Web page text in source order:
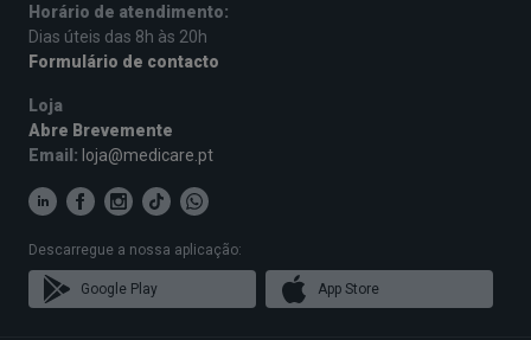
Horário de atendimento:
Dias úteis das 8h às 20h
Formulário de contacto
Loja
Abre Brevemente
Email: loja@medicare.pt
Descarregue a nossa aplicação:
Google Play App Store